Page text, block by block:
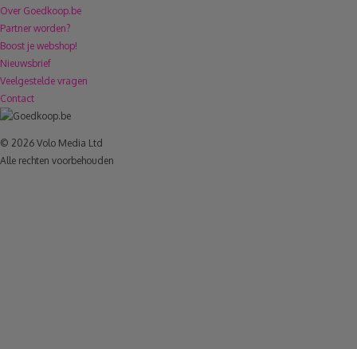
Over Goedkoop.be
Partner worden?
Boost je webshop!
Nieuwsbrief
Veelgestelde vragen
Contact
© 2026 Volo Media Ltd
Alle rechten voorbehouden